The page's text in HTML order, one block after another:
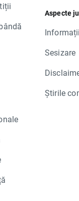
Aspecte
Sesizare
Știrile